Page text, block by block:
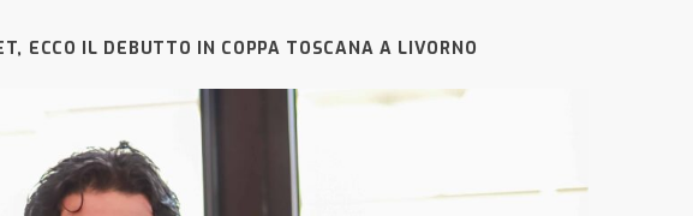
ECCO IL DEBUTTO IN COPPA TOSCANA A LIVORNO